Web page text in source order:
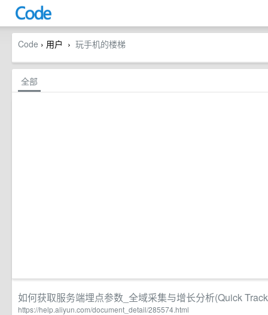
Code › 用户 › 玩手机的楼梯
全部
如何获取服务端埋点参数_全域采集与增长分析(Quick
https://help.aliyun.com/document_detail/285574.html